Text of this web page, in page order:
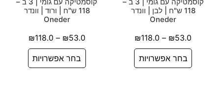
118 ש"ח | לבן | וונדר
Oneder
₪53.0
–
₪118.0
בחר אפשרויות
118 ש"ח | ורוד | וונדר
Oneder
₪53.0
–
₪118.0
בחר אפשרויות